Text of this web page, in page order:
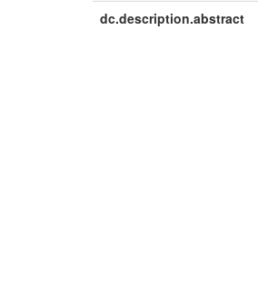
dc.description.abstract